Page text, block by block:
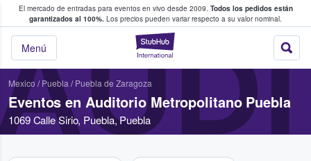
El mercado de entradas para eventos en vivo desde 2009. Todos los pedidos están
garantizados al 100%. Los precios pueden variar respecto a su valor nominal.
StubHub:
Menú
y venta de entradas entre fans
Mexico / Puebla / Puebla de Zaragoza
Eventos en Auditorio Metropolitano Puebla
1069 Calle Sirio, Puebla, Puebla